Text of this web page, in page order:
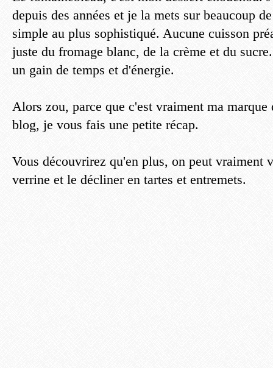
depuis des années et je la mets sur beaucoup
simple au plus sophistiqué. Aucune cuisson
juste du fromage blanc, de la crème et du
un gain de temps et d'énergie.
Alors zou, parce que c'est vraiment ma marque
blog, je vous fais une petite récap.
Vous découvrirez qu'en plus, on peut vraiment
verrine et le décliner en tartes et entremets.